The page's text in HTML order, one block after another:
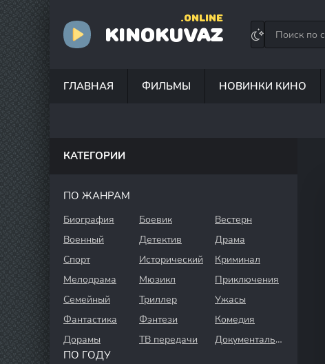
KINOKUVAZ
.ONLINE
ГЛАВНАЯ ФИЛЬМЫ НОВИНКИ КИНО
КАТЕГОРИИ
ПО ЖАНРАМ
Биография Боевик
Вестерн
Военный
Детектив
Драма
Спорт
Исторический
Криминал
Мелодрама
Мюзикл
Приключения
Семейный
Триллер
Ужасы
Фантастика
Фэнтези
Комедия
Дорамы
ТВ передачи Документальный
ПО ГОДУ